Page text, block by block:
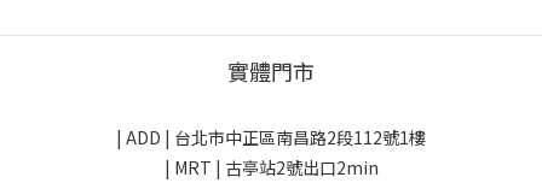
實體門市
| ADD | 台北市中正區南昌路2段112號1樓
| MRT | 古亭站2號出口2min